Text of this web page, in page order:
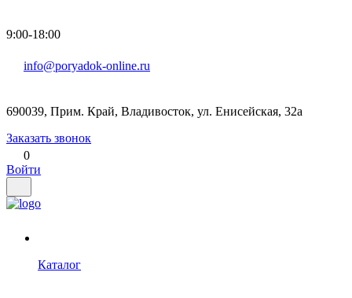
9:00-18:00
info@poryadok-online.ru
690039, Прим. Край, Владивосток, ул. Енисейская, 32а
Заказать звонок
0
Войти
Каталог